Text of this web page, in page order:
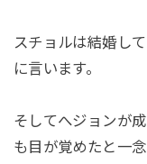
スチョルは結婚し
に言います。
そしてへジョンが
も目が覚めたと一